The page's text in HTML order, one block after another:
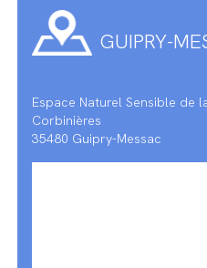
GUIPRY-
Espace Naturel Sensible de
Corbinières
35480 Guipry-Messac